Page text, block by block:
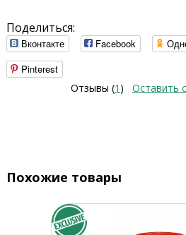
Поделиться:
Вконтакте Facebook
Pinterest
Отзывы (1 ) Оставить
Похожие товары